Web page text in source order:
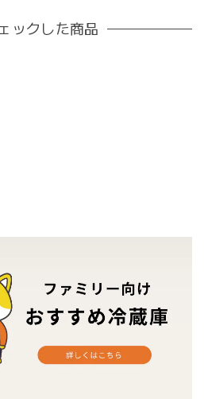
ックした商品